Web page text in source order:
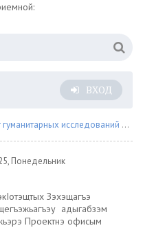
ВХОД
Адыгейский республиканский институт гуманитарных исследований им. Т.М. Керашева
Понедельник
Зэхэщагъэ
адыгабзэм
Проектнэ офисым